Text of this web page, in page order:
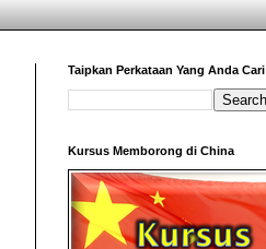
Taipkan Perkataan Yang Anda Cari
Kursus Memborong di China